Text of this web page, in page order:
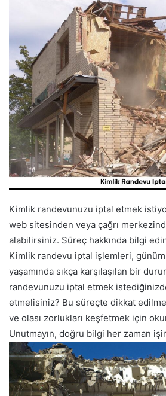
Kimlik randevunuzu iptal etmek
web sitesinden veya çağrı
alabilirsiniz. Süreç hakkında bilgi
Kimlik randevu iptal işlemleri,
yaşamında sıkça karşılaşılan bir
randevunuzu iptal etmek
etmelisiniz? Bu süreçte dikkat
ve olası zorlukları keşfetmek için
Unutmayın, doğru bilgi her zaman